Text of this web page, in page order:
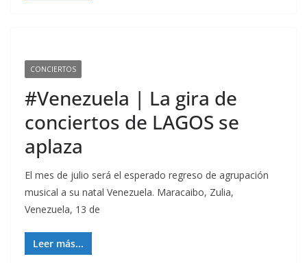
CONCIERTOS
#Venezuela | La gira de
conciertos de LAGOS se
aplaza
El mes de julio será el esperado regreso de agrupación
musical a su natal Venezuela. Maracaibo, Zulia,
Venezuela, 13 de
Leer más...